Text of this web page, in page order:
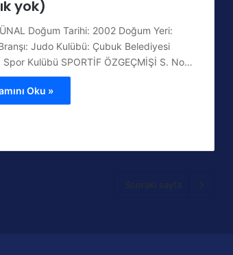
yok)
Doğum Tarihi: 2002 Doğum Yeri:
Judo Kulübü: Çubuk Belediyesi
Spor Kulübü SPORTİF ÖZGEÇMİŞİ S. No…
Oku »
Sonraki sayfa